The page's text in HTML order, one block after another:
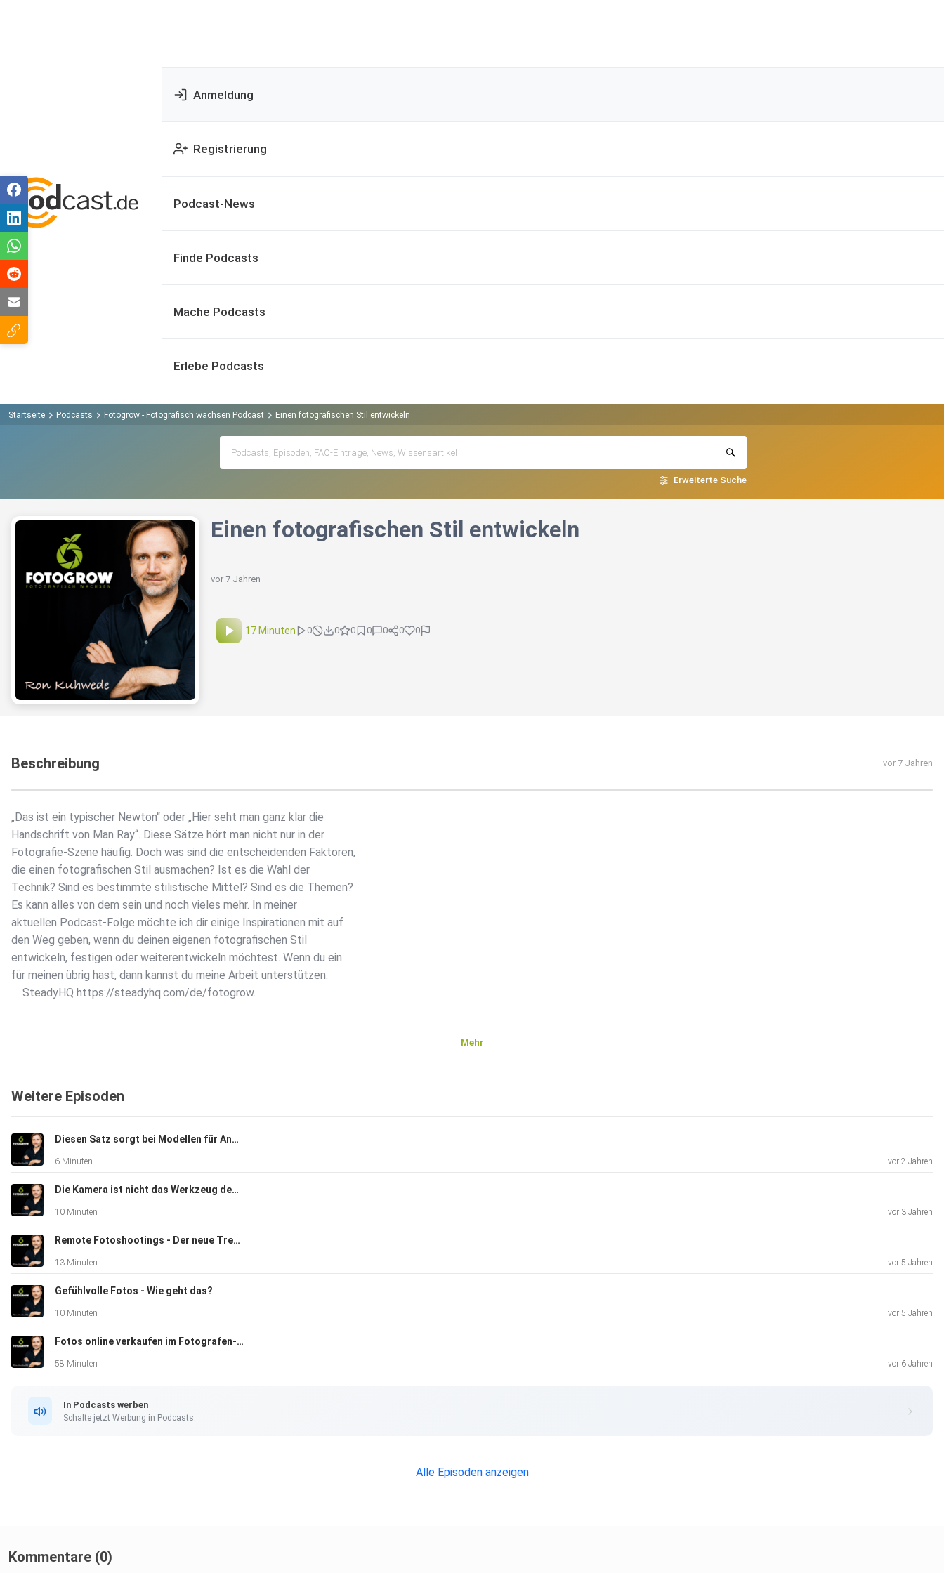
Anmeldung
Registrierung
Podcast-News
Finde Podcasts
Mache Podcasts
Erlebe Podcasts
Startseite Podcasts Fotogrow - Fotografisch wachsen Podcast Einen fotografischen Stil entwickeln
Erweiterte Suche
Einen fotografischen Stil entwickeln
vor 7 Jahren
17 Minuten 0 0 0 0 0 0 0
Beschreibung vor 7 Jahren
„Das ist ein typischer Newton“ oder „Hier seht man ganz klar die
Handschrift von Man Ray“. Diese Sätze hört man nicht nur in der
Fotografie-Szene häufig. Doch was sind die entscheidenden Faktoren,
die einen fotografischen Stil ausmachen? Ist es die Wahl der
Technik? Sind es bestimmte stilistische Mittel? Sind es die Themen?
Es kann alles von dem sein und noch vieles mehr. In meiner
aktuellen Podcast-Folge möchte ich dir einige Inspirationen mit auf
den Weg geben, wenn du deinen eigenen fotografischen Stil
entwickeln, festigen oder weiterentwickeln möchtest. Wenn du ein ️
für meinen übrig hast, dann kannst du meine Arbeit unterstützen.
SteadyHQ https://steadyhq.com/de/fotogrow.
Mehr
Weitere Episoden
Diesen Satz sorgt bei Modellen für Anspannung
6 Minuten vor 2 Jahren
Die Kamera ist nicht das Werkzeug des Fotografen
10 Minuten vor 3 Jahren
Remote Fotoshootings - Der neue Trend?
13 Minuten vor 5 Jahren
Gefühlvolle Fotos - Wie geht das?
10 Minuten vor 5 Jahren
Fotos online verkaufen im Fotografen-Shop
58 Minuten vor 6 Jahren
In Podcasts werben
Schalte jetzt Werbung in Podcasts.
Alle Episoden anzeigen
Kommentare (0)